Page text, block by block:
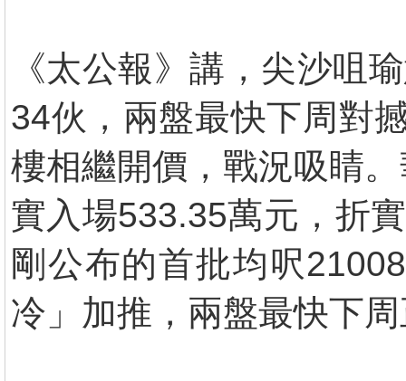
《太公報》講，尖沙咀
34伙，兩盤最快下周對
樓相繼開價，戰況吸睛
實入場533.35萬元，折
剛公布的首批均呎
冷」加推，兩盤最快下